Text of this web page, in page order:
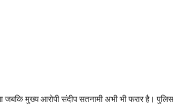
जबकि मुख्य आरोपी संदीप सतनामी अभी भी फरार है।